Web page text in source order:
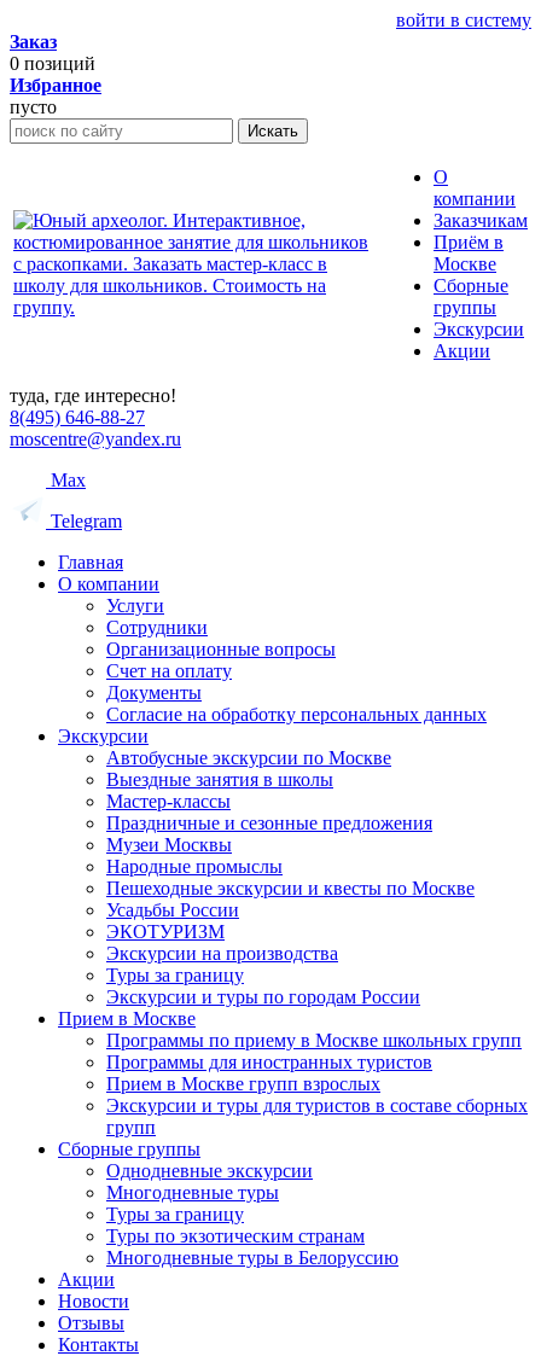
войти в систему
Заказ
0 позиций
Избранное
пусто
Искать
О
компании
Заказчикам
Приём в
Москве
Сборные
группы
Экскурсии
Акции
туда, где интересно!
8(495) 646-88-27
moscentre@yandex.ru
Max
Telegram
Главная
О компании
Услуги
Сотрудники
Организационные вопросы
Счет на оплату
Документы
Согласие на обработку персональных данных
Экскурсии
Автобусные экскурсии по Москве
Выездные занятия в школы
Мастер-классы
Праздничные и сезонные предложения
Музеи Москвы
Народные промыслы
Пешеходные экскурсии и квесты по Москве
Усадьбы России
ЭКОТУРИЗМ
Экскурсии на производства
Туры за границу
Экскурсии и туры по городам России
Прием в Москве
Программы по приему в Москве школьных групп
Программы для иностранных туристов
Прием в Москве групп взрослых
Экскурсии и туры для туристов в составе сборных
групп
Сборные группы
Однодневные экскурсии
Многодневные туры
Туры за границу
Туры по экзотическим странам
Многодневные туры в Белоруссию
Акции
Новости
Отзывы
Контакты